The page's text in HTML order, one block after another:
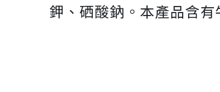
鉀、硒酸鈉。本產品含有